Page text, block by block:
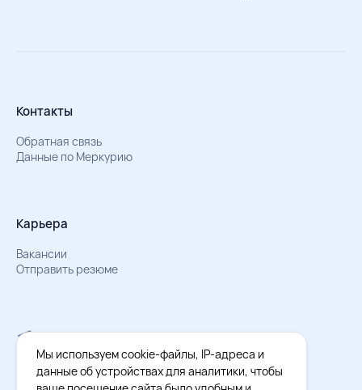
Контакты
Обратная связь
Данные по Меркурию
Карьера
Вакансии
Отправить резюме
Мы в Телеграм
Документы об обработке персональных данных
Охрана труда – результаты СОУТ
Мы используем cookie-файлы, IP-адреса и
данные об устройствах для аналитики, чтобы